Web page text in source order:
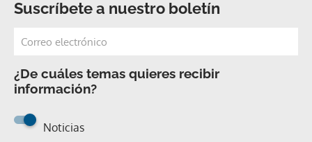
Suscríbete a nuestro boletín
¿De cuáles temas quieres recibir
información?
Noticias